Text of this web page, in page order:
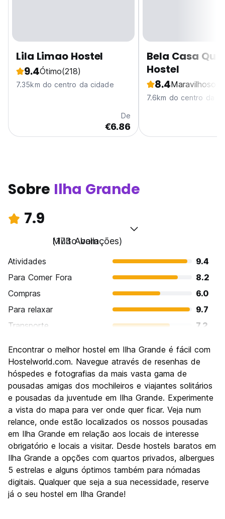
Lila Limao Hostel
9.4Ótimo(218)
7.35km do centro da cidade
De
€6.86
Bela Casa
Hostel
8.4Maravilhoso
7.6km do centro da
Sobre Ilha Grande
7.9
Muito bom
(173 Avaliações)
Atividades
9.4
Para Comer Fora
8.2
Compras
6.0
Para relaxar
9.7
Transporte
7.2
Cultura
7.1
Festas / vida noturna
Custo-beneficio
8.2
Encontrar o melhor hostel em Ilha Grande é fácil com
Hostelworld.com. Navegue através de resenhas de
hóspedes e fotografias da mais vasta gama de
pousadas amigas dos mochileiros e viajantes solitários
e pousadas da juventude em Ilha Grande. Experimente
a vista do mapa para ver onde quer ficar. Veja num
relance, onde estão localizados os nossos pousadas
em Ilha Grande em relação aos locais de interesse
obrigatório e locais a visitar. Desde hostels baratos em
Ilha Grande a opções com quartos privados, albergues
5 estrelas e alguns óptimos também para nómadas
digitais. Qualquer que seja a sua necessidade, reserve
já o seu hostel em Ilha Grande!